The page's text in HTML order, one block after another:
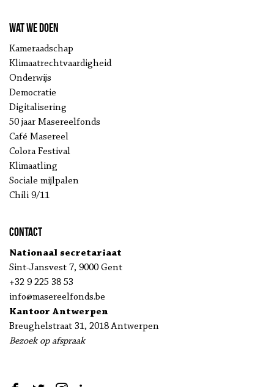
Wat we doen
Kameraadschap
Klimaatrechtvaardigheid
Onderwijs
Democratie
Digitalisering
50 jaar Masereelfonds
Café Masereel
Colora Festival
Klimaatling
Sociale mijlpalen
Chili 9/11
Contact
Nationaal secretariaat
Sint-Jansvest 7, 9000 Gent
+32 9 225 38 53
info@masereelfonds.be
Kantoor Antwerpen
Breughelstraat 31, 2018 Antwerpen
Bezoek op afspraak